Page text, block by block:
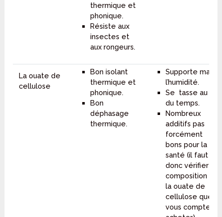
thermique et
phonique.
Résiste aux
insectes et
aux rongeurs.
La ouate de
cellulose
Bon isolant
thermique et
phonique.
Bon
déphasage
thermique.
Supporte mal
l’humidité.
Se tasse au fil
du temps.
Nombreux
additifs pas
forcément
bons pour la
santé (il faut
donc vérifier la
composition de
la ouate de
cellulose que
vous comptez